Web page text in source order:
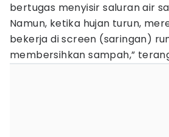
bertugas menyisir saluran air
Namun, ketika hujan turun,
bekerja di screen (saringan)
membersihkan sampah,”